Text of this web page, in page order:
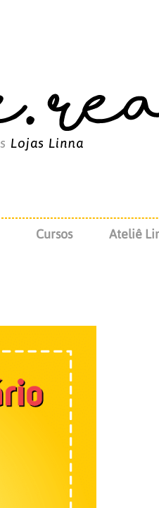
Cursos Ateliê